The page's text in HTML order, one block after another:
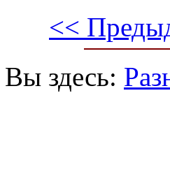
<<
Вы здесь: